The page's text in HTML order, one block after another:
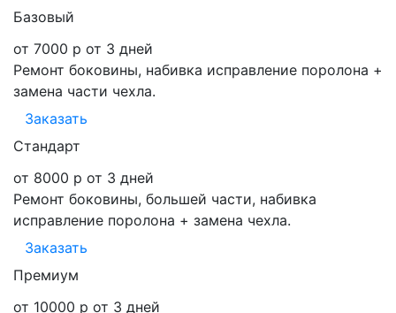
Базовый
от 7000 р от 3 дней
Ремонт боковины, набивка исправление поролона +
замена части чехла.
Заказать
Стандарт
от 8000 р от 3 дней
Ремонт боковины, большей части, набивка
исправление поролона + замена чехла.
Заказать
Премиум
от 10000 р от 3 дней